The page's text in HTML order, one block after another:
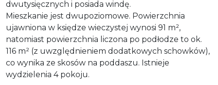
dwutysięcznych i posiada windę.
Mieszkanie jest dwupoziomowe. Powierzchnia
ujawniona w księdze wieczystej wynosi 91 m²,
natomiast powierzchnia liczona po podłodze to ok.
116 m² (z uwzględnieniem dodatkowych schowków),
co wynika ze skosów na poddaszu. Istnieje
wydzielenia 4 pokoju.